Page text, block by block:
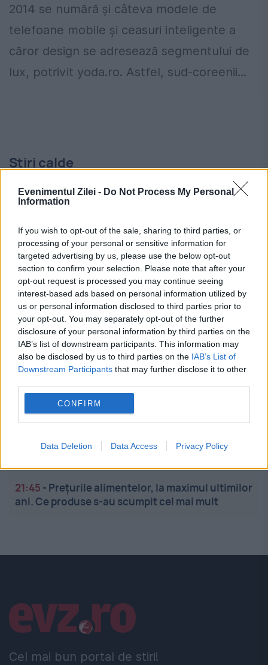
Evenimentul Zilei - Do Not Process My Personal
Information
If you wish to opt-out of the sale, sharing to third parties, or
processing of your personal or sensitive information for
targeted advertising by us, please use the below opt-out
section to confirm your selection. Please note that after your
opt-out request is processed you may continue seeing
interest-based ads based on personal information utilized by
us or personal information disclosed to third parties prior to
your opt-out. You may separately opt-out of the further
disclosure of your personal information by third parties on the
IAB’s list of downstream participants. This information may
also be disclosed by us to third parties on the IAB’s List of
Downstream Participants that may further disclose it to other
CONFIRM
Data Deletion Data Access Privacy Policy
2014 se numără și câteva modele de
telefoane mobile și ceasuri inteligente a
căror design se adresează segmentului de
lux, potrivit yoda.ro. Astfel, sud-coreenii...
Stiri calde
spionaj pentru Rusia. Anchetatorii verifică un
posibil plan de asasinat
22:20 -Turnul Babel la 80 de ani: ONU, pariul
Infantino și eroziunea arhitecturii multilaterale
22:13-MAE avertizează românii care merg în
Japonia. Peste 500 de zboruri, anulate din cauza
taifunului
22:05-Incidentul cu drona de la Leipzig
stârnește reacții vehemente. Rusia respinge
acuzațiile de atac hibrid
energie în Marea Britanie. Cum vor compensa
21:45 - Prețurile alimentelor, la maximul ultimilor
ani. Ce produse s-au scumpit cel mai mult
Cel mai bun portal de stiri!
Linkuri utile